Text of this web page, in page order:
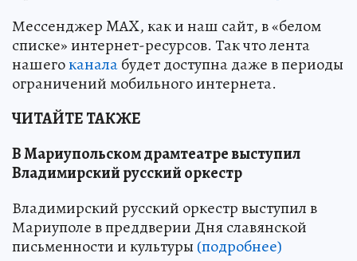
Мессенджер MAX, как и наш сайт, в «белом
списке» интернет-ресурсов. Так что лента
нашегоканалабудет доступна даже в периоды
ограничений мобильного интернета.
ЧИТАЙТЕ ТАКЖЕ
В Мариупольском драмтеатре выступил
Владимирский русский оркестр
Владимирский русский оркестр выступил в
Мариуполе в преддверии Дня славянской
письменности и культуры (подробнее)